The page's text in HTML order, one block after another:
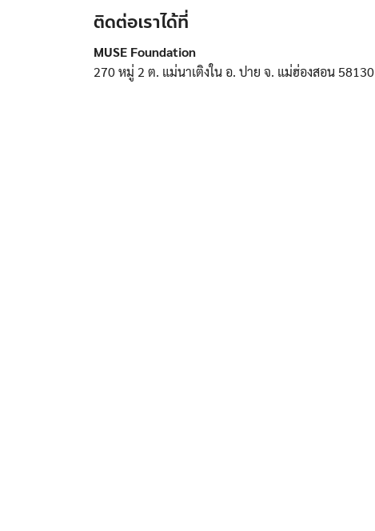
ติดต่อเราได้ที่
MUSE Foundation
270 หมู่ 2 ต. แม่นาเติงใน อ. ปาย จ. แม่ฮ่องสอน 58130